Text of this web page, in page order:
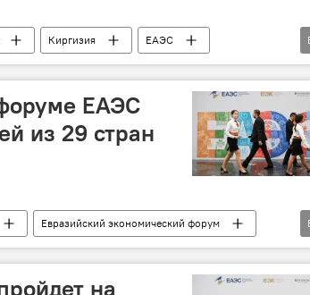
Киргизия
ЕАЭС
Евразийская экономическая комиссия
ЕАЭС
из 29 стран
Евразийский экономический форум
Азия
Африка
Евразийская экономическая комиссия
на